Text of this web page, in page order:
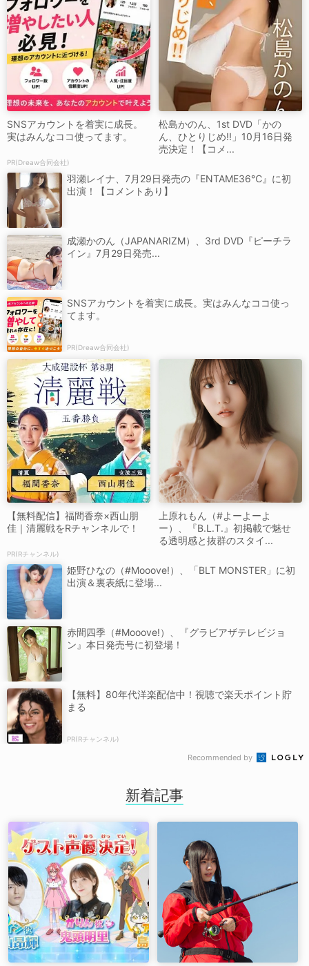
SNSアカウントを着実に成長。
実はみんなココ使ってます。
PR(Dreaw合同会社)
松島かのん、1st DVD「かの
ん、ひとりじめ!!」10月16日発
売決定！【コメ...
羽瀬レイナ、7月29日発売の『ENTAME36℃』に初
出演！【コメントあり】
成瀬かのん（JAPANARIZM）、3rd DVD『ピーチラ
イン』7月29日発売...
SNSアカウントを着実に成長。実はみんなココ使っ
てます。
PR(Dreaw合同会社)
【無料配信】福間香奈×西山朋
佳｜清麗戦をRチャンネルで！
PR(Rチャンネル)
上原れもん（#よーよーよ
ー）、『B.L.T.』初掲載で魅せ
る透明感と抜群のスタイ...
姫野ひなの（#Mooove!）、「BLT MONSTER」に初
出演＆裏表紙に登場...
赤間四季（#Mooove!）、『グラビアザテレビジョ
ン』本日発売号に初登場！
【無料】80年代洋楽配信中！視聴で楽天ポイント貯
まる
PR(Rチャンネル)
Recommended by
新着記事